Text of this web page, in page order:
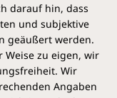
darauf hin, dass
und subjektive
geäußert werden.
Weise zu eigen, wir
Wir
Angaben